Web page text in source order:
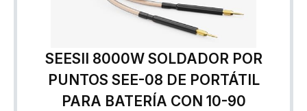
SEESII 8000W SOLDADOR POR
PUNTOS SEE-08 DE PORTÁTIL
PARA BATERÍA CON 10-90